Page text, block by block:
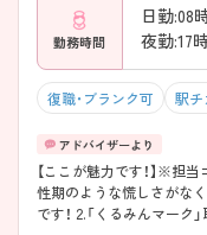
勤務時間
日勤:08
夜勤:17
復職・ブランク可 駅チ
【ここが魅力です！】※担当
性期のような慌しさがな
です！ 2.「くるみんマーク」取得！「子育てサポート企業」としても厚生労